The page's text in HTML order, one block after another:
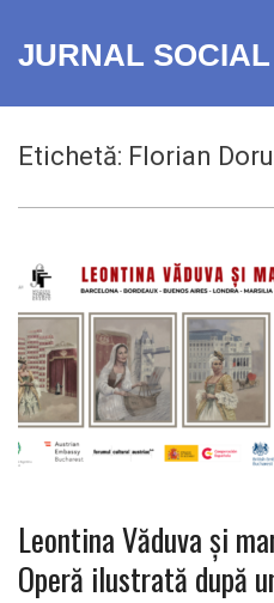
JURNAL SOCIAL
Etichetă: Florian
Leontina Văduva și
Operă ilustrată după